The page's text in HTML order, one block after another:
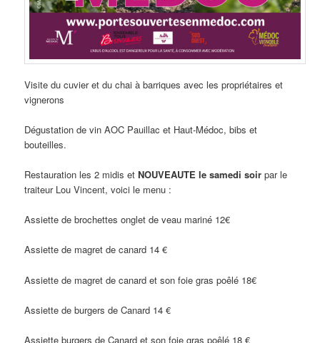
Visite du cuvier et du chai à barriques avec les propriétaires et
vignerons
Dégustation de vin AOC Pauillac et Haut-Médoc, bibs et
bouteilles.
Restauration les 2 midis etNOUVEAUTE le samedi soir par le
traiteur Lou Vincent, voici le menu :
Assiette de brochettes onglet de veau mariné 12€
Assiette de magret de canard 14 €
Assiette de magret de canard et son foie gras poêlé 18€
Assiette de burgers de Canard 14 €
Assiette burgers de Canard et son foie gras poêlé 18 €